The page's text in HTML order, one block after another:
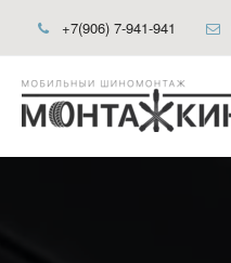
+7(906) 7-941-941